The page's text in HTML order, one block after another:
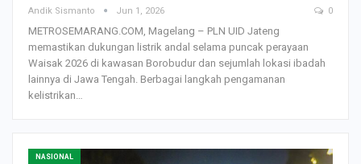
Andik Sismanto Jun 1, 2026 0
METROSEMARANG.COM, Magelang – PLN UID Jateng
memastikan dukungan listrik andal selama puncak perayaan
Waisak 2026 di kawasan Borobudur dan sejumlah lokasi ibadah
lainnya di Jawa Tengah. Berbagai langkah pengamanan
kelistrikan…
NASIONAL